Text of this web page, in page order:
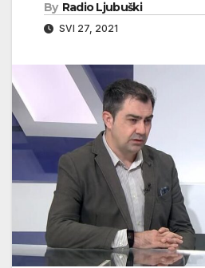
By Radio Ljubuški
SVI 27, 2021